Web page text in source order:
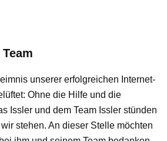
unserer erfolgreichen Internet-
Ohne die Hilfe und die
Issler und dem Team Issler stünden
stehen. An dieser Stelle möchten